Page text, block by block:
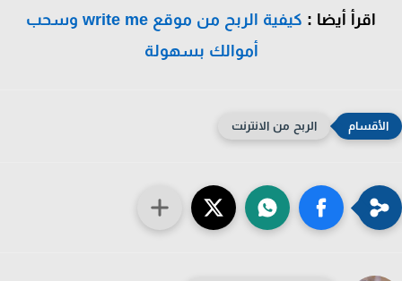
اقرأ أيضا :
كيفية الربح من موقع write me وسحب
أموالك بسهولة
الربح من الانترنت